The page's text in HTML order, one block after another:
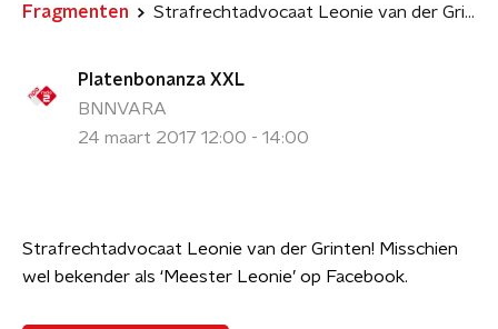
Fragmenten Strafrechtadvocaat Leonie van der Grinten
Platenbonanza XXL
BNNVARA
24 maart 2017 12:00 - 14:00
Strafrechtadvocaat Leonie van der Grinten! Misschien
wel bekender als ‘Meester Leonie’ op Facebook.